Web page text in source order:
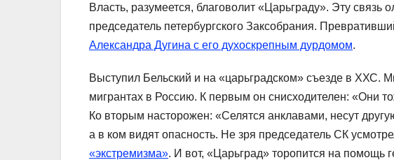
Власть, разумеется, благоволит «Царьграду». Эту связь
председатель петербургского Заксобрания.
Александра Дугина с его духоскрепным дурдомом.
Выступил Бельский и на «царьградском» съезде в ХХС.
мигрантах в Россию. К первым он снисходителен: «Они
Ко вторым насторожен: «Селятся анклавами, несут
а в ком видят опасность. Не зря председатель СК
«экстремизма». И вот, «Царьград» торопится на помощь